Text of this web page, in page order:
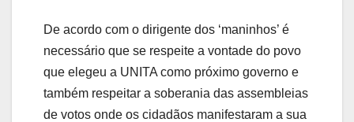
De acordo com o dirigente dos ‘maninhos’ é
necessário que se respeite a vontade do povo
que elegeu a UNITA como próximo governo e
também respeitar a soberania das assembleias
de votos onde os cidadãos manifestaram a sua